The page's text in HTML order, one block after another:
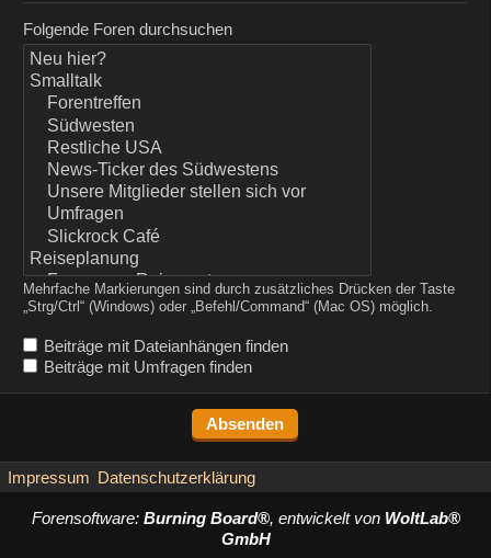
Folgende Foren durchsuchen
Mehrfache Markierungen sind durch zusätzliches Drücken der Taste
„Strg/Ctrl“ (Windows) oder „Befehl/Command“ (Mac OS) möglich.
Beiträge mit Dateianhängen finden
Beiträge mit Umfragen finden
Impressum Datenschutzerklärung
Forensoftware: Burning Board®, entwickelt von WoltLab®
GmbH